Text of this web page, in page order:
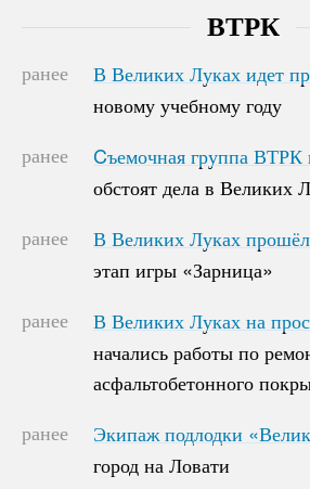
ВТРК
ранее
В Великих Луках идет
новому учебному году
В Великих Луках идет
новому учебному году
ранее
Cъемочная группа ВТРК
обстоят дела в Великих
Cъемочная группа ВТРК
обстоят дела в Великих
ранее
В Великих Луках
этап игры «Зарница»
В Великих Луках
этап игры «Зарница»
ранее
В Великих Луках на
начались работы по
асфальтобетонного
В Великих Луках на
начались работы по
асфальтобетонного
ранее
Экипаж подлодки
город на Ловати
Экипаж подлодки
город на Ловати